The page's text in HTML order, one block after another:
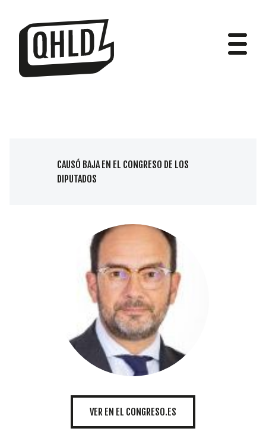
INICIATIVAS
TEMÁTICAS
CAUSÓ BAJA EN EL CONGRESO DE LOS
DIPUTADOS
VER EN EL CONGRESO.ES